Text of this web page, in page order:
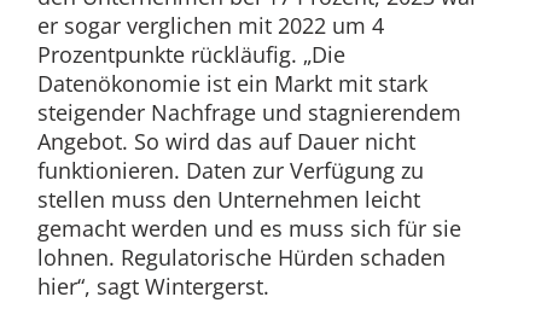
er sogar verglichen mit 2022 um 4
Prozentpunkte rückläufig. „Die
Datenökonomie ist ein Markt mit stark
steigender Nachfrage und stagnierendem
Angebot. So wird das auf Dauer nicht
funktionieren. Daten zur Verfügung zu
stellen muss den Unternehmen leicht
gemacht werden und es muss sich für sie
lohnen. Regulatorische Hürden schaden
hier“, sagt Wintergerst.